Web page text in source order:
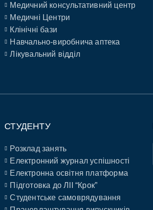
Медичний консультативний центр
Медичні Центри
Клінічні бази
Навчально-виробнича аптека
Лікувальний відділ
СТУДЕНТУ
Розклад занять
Електронний журнал успішності
Електронна освітня платформа
Підготовка до ЛІІ “Крок”
Студентське самоврядування